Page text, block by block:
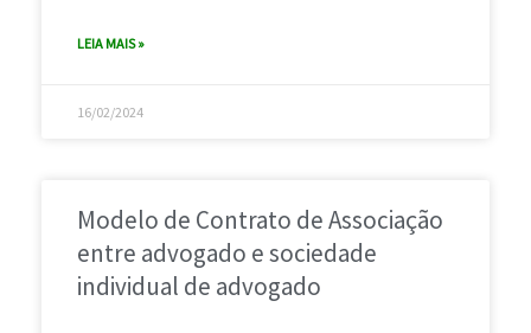
LEIA MAIS »
16/02/2024
Modelo de Contrato de Associação
entre advogado e sociedade
individual de advogado